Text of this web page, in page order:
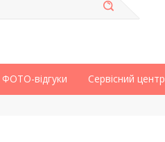
ФОТО-відгуки Сервісний центр